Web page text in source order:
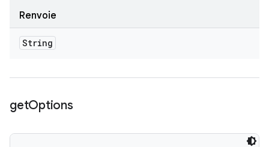
Renvoie
String
getOptions